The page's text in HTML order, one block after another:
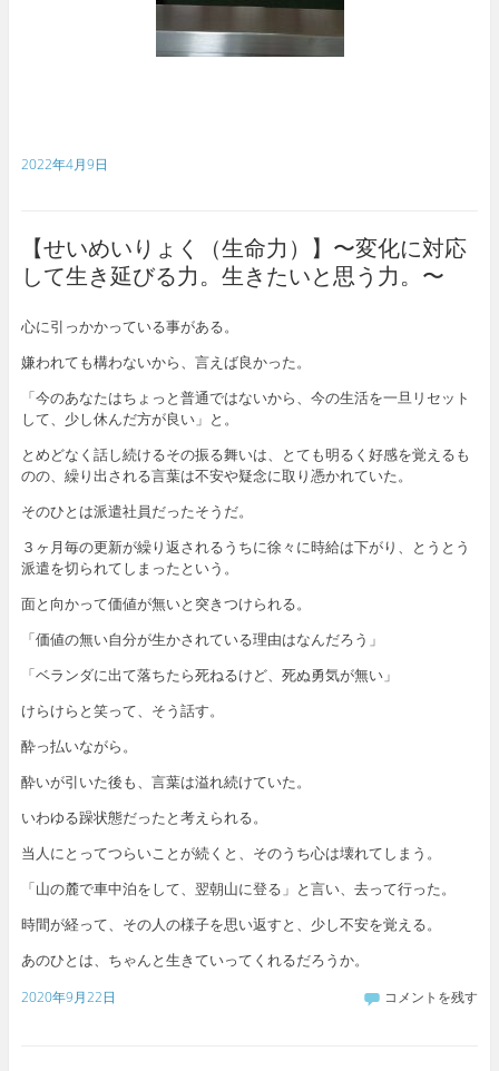
2022年4月9日
【せいめいりょく（生命力）】〜変化に対応
して生き延びる力。生きたいと思う力。〜
心に引っかかっている事がある。
嫌われても構わないから、言えば良かった。
「今のあなたはちょっと普通ではないから、今の生活を一旦リセット
して、少し休んだ方が良い」と。
とめどなく話し続けるその振る舞いは、とても明るく好感を覚えるも
のの、繰り出される言葉は不安や疑念に取り憑かれていた。
そのひとは派遣社員だったそうだ。
３ヶ月毎の更新が繰り返されるうちに徐々に時給は下がり、とうとう
派遣を切られてしまったという。
面と向かって価値が無いと突きつけられる。
「価値の無い自分が生かされている理由はなんだろう」
「ベランダに出て落ちたら死ねるけど、死ぬ勇気が無い」
けらけらと笑って、そう話す。
酔っ払いながら。
酔いが引いた後も、言葉は溢れ続けていた。
いわゆる躁状態だったと考えられる。
当人にとってつらいことが続くと、そのうち心は壊れてしまう。
「山の麓で車中泊をして、翌朝山に登る」と言い、去って行った。
時間が経って、その人の様子を思い返すと、少し不安を覚える。
あのひとは、ちゃんと生きていってくれるだろうか。
2020年9月22日 コメントを残す